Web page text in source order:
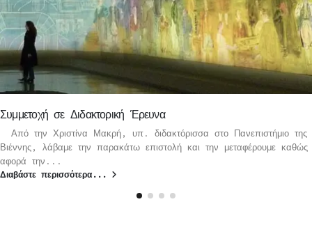
Συμμετοχή σε Διδακτορική Έρευνα
Από την Χριστίνα Μακρή, υπ. διδακτόρισσα στο Πανεπιστήμιο της
Βιέννης, λάβαμε την παρακάτω επιστολή και την μεταφέρουμε καθώς
αφορά την...
Διαβάστε περισσότερα...